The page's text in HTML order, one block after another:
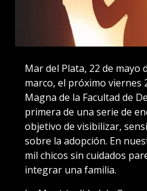
Mar del Plata, 22 de mayo
marco, el próximo viernes
Magna de la Facultad de
primera de una serie de
objetivo de visibilizar,
sobre la adopción. En
mil chicos sin cuidados
integrar una familia.